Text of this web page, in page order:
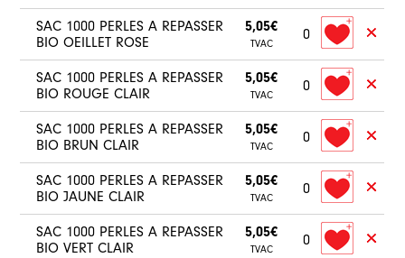
SAC 1000 PERLES A REPASSER
BIO OEILLET ROSE
5,05€
TVAC
0
SAC 1000 PERLES A REPASSER
BIO ROUGE CLAIR
5,05€
TVAC
0
SAC 1000 PERLES A REPASSER
BIO BRUN CLAIR
5,05€
TVAC
0
SAC 1000 PERLES A REPASSER
BIO JAUNE CLAIR
5,05€
TVAC
0
SAC 1000 PERLES A REPASSER
BIO VERT CLAIR
5,05€
TVAC
0